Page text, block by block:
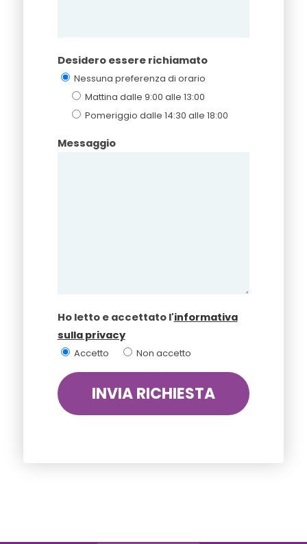
Desidero essere richiamato
Nessuna preferenza di orario
Mattina dalle 9:00 alle 13:00
Pomeriggio dalle 14:30 alle 18:00
Messaggio
Ho letto e accettato l'informativa
sulla privacy
Accetto Non accetto